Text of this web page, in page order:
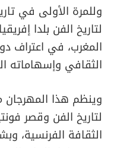
وللمرة الأولى في
لتاريخ الفن بلدا
المغرب، في اعتراف
الثقافي وإسهاماته
وينظم هذا
لتاريخ الفن وقصر
الثقافة الفرنسية،